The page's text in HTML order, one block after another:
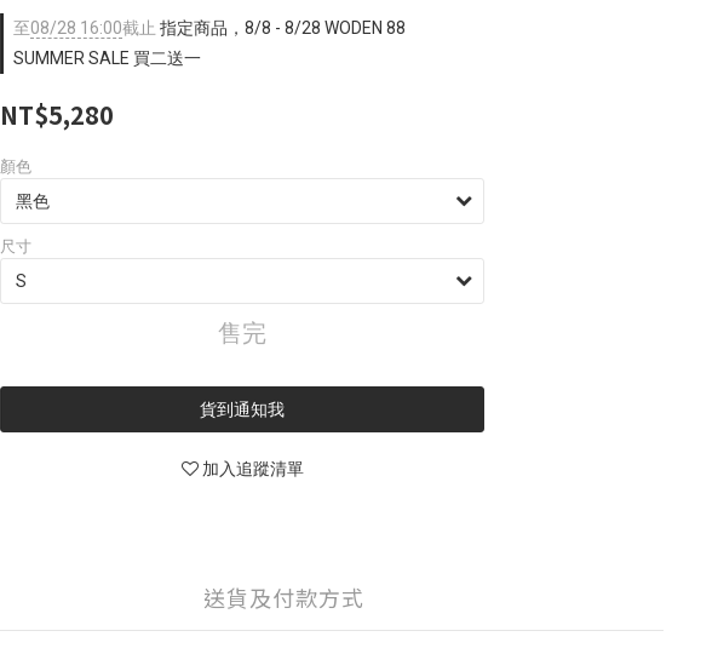
至08/28 16:00截止 指定商品，8/8 - 8/28 WODEN 88
SUMMER SALE 買二送一
NT$5,280
顏色
尺寸
售完
貨到通知我
加入追蹤清單
送貨及付款方式